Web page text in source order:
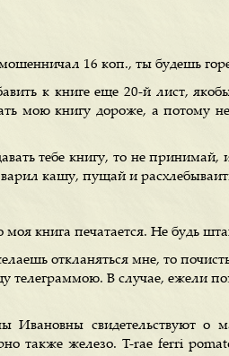
16 коп., ты будешь
к книге еще 20-й лист,
мою книгу дороже, а потому
тебе книгу, то не принимай,
кашу, пущай и
моя книга печатается. Не будь
откланяться мне, то
телеграммою. В случае, ежели
свидетельствуют о
также железо. T-rae ferri